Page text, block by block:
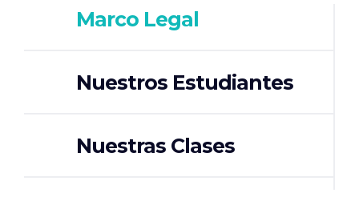
Marco Legal
Nuestros Estudiantes
Nuestras Clases